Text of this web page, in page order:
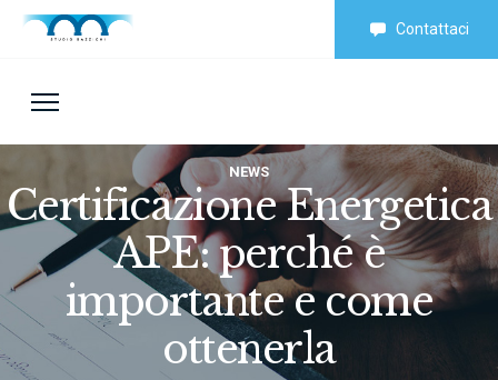
Contattaci
NEWS
Certificazione Energetica
APE: perché è
importante e come
ottenerla